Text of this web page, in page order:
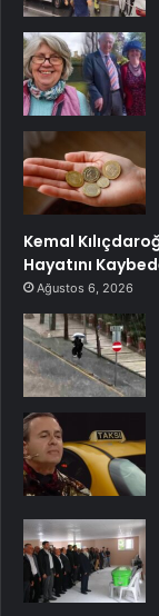
Kemal
Hayatını
Ağustos 6, 2026